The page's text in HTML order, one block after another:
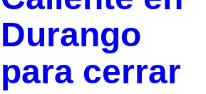
Durango
para cerrar